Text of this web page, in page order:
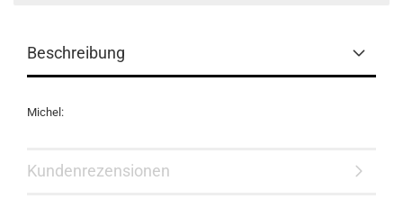
Beschreibung
Michel:
Kundenrezensionen